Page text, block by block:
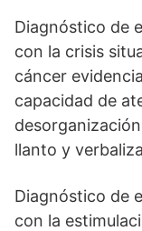
Diagnóstico de
con la crisis
cáncer
capacidad de
llanto y
Diagnóstico de
con la